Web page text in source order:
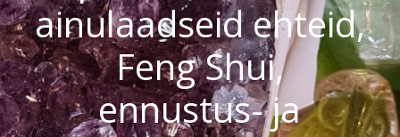
ainulaadseid ehteid,
Feng Shui,
ennustus- ja